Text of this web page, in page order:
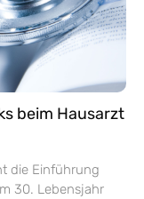
beim Hausarzt
die Einführung
30. Lebensjahr